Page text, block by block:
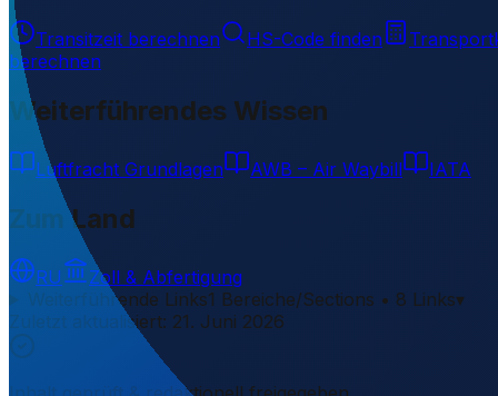
Transitzeit berechnen HS-Code finden
berechnen
Weiterführendes Wissen
Luftfracht Grundlagen AWB – Air Waybill IATA
Zum Land
RU
Zoll & Abfertigung
Weiterführende Links1 Bereiche/Sections • 8 Links▾
Zuletzt aktualisiert: 21. Juni 2026